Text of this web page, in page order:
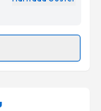
Aydınlatma
belirtilen
takvimi talebi